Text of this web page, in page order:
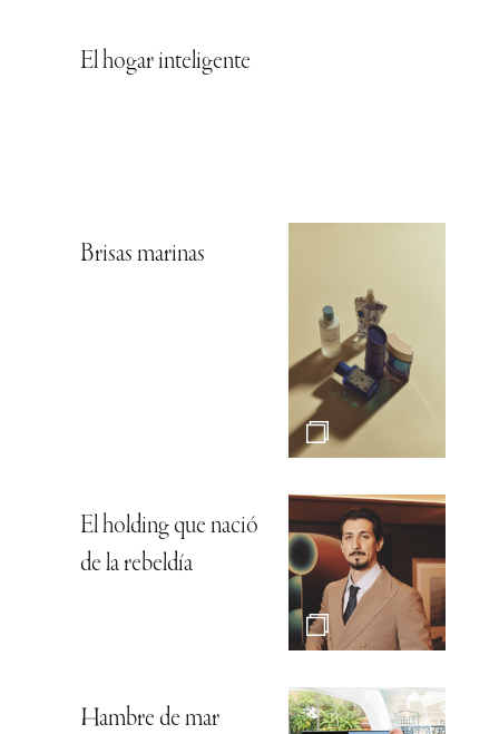
El hogar inteligente
Brisas marinas
El holding que nació
de la rebeldía
Hambre de mar